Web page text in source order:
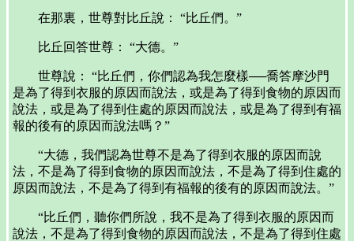
在那裏，世尊對比丘說： “比丘們。”
比丘回答世尊： “大德。”
世尊說： “比丘們，你們認為我怎麼樣──喬答摩沙門
是為了得到衣服的原因而說法，或是為了得到食物的原因而
說法，或是為了得到住處的原因而說法，或是為了得到有福
報的後有的原因而說法嗎？”
“大德，我們認為世尊不是為了得到衣服的原因而說
法，不是為了得到食物的原因而說法，不是為了得到住處的
原因而說法，不是為了得到有福報的後有的原因而說法。”
“比丘們，聽你們所說，我不是為了得到衣服的原因而
說法，不是為了得到食物的原因而說法，不是為了得到住處